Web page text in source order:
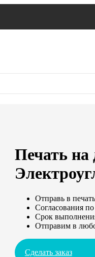
Печать на
Отправь в
Согласования
Срок
Отправим в
Сделать заказ